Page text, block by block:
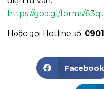
https://goo.gl/forms/
Hoặc gọi Hotline số:
Facebook